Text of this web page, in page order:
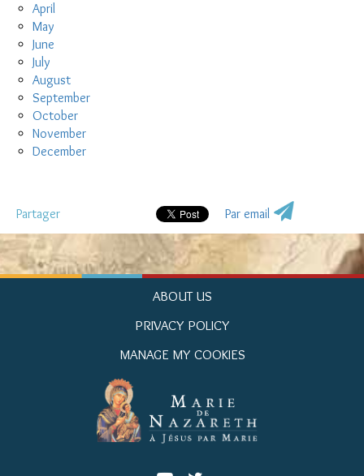
April
May
June
July
August
September
October
November
December
Partager Par email
ABOUT US
PRIVACY POLICY
MANAGE MY COOKIES